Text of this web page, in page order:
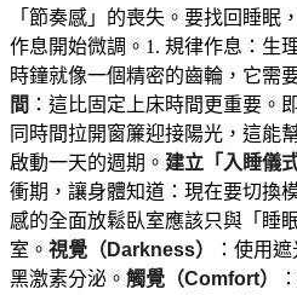
「節奏感」的喪失。要找回睡眠
作息開始微調。1. 規律作息：生
時鐘就像一個精密的齒輪，它需
間 ：這比固定上床時間更重要。
同時間拉開窗簾迎接陽光，這能
啟動一天的週期。 建立「入睡儀式
衝期，讓身體知道：現在要切換
感的全面放鬆臥室應該只與「睡
室。 視覺（Darkness）
：使用
黑激素分泌。 觸覺（Comfort）